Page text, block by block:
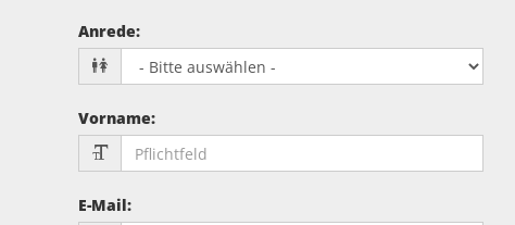
Anrede:
Vorname:
E-Mail: